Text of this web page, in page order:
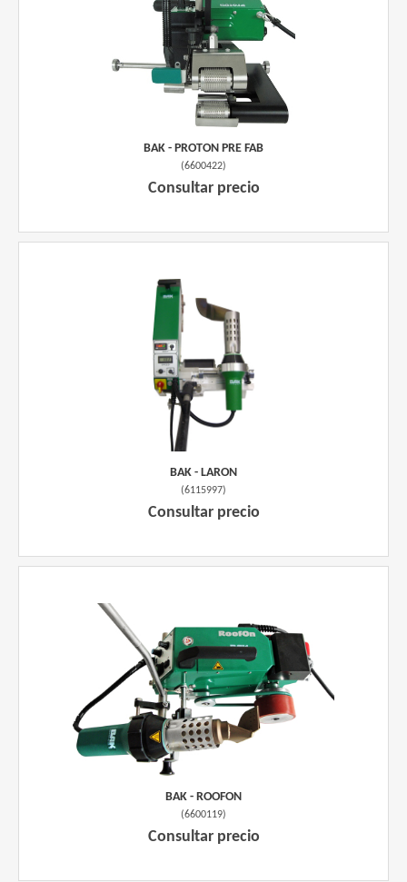
BAK - PROTON PRE FAB
(6600422)
Consultar precio
BAK - LARON
(6115997)
Consultar precio
BAK - ROOFON
(6600119)
Consultar precio